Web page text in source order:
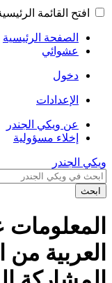
افتح القائمة الرئيسية
الصفحة الرئيسية
عشوائي
دخول
الإعدادات
عن ويكي الجندر
إخلاء مسؤولية
الجندر
من